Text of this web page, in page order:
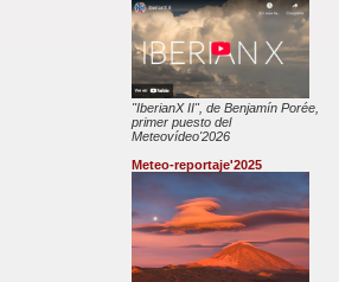
"IberianX II", de Benjamín Porée,
primer puesto del
Meteovídeo'2026
Meteo-reportaje'2025